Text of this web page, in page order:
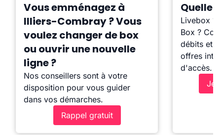
Vous emménagez à
Illiers-Combray ? Vous
voulez changer de box
ou ouvrir une nouvelle
ligne ?
Nos conseillers sont à votre
disposition pour vous guider
dans vos démarches.
Rappel gratuit
Quelle
Livebox ?
Box ?
débits et
offres
d'accès.
Je